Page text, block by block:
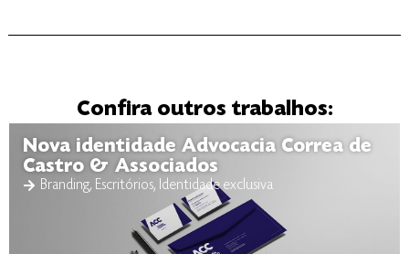
Confira outros trabalhos:
Nova identidade Advocacia Correa de
Castro & Associados
Branding, Escritórios, Identidade exclusiva